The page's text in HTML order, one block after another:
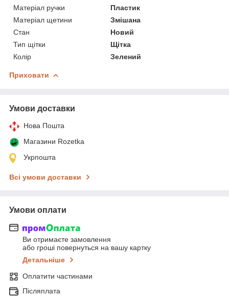
Матеріал ручки
Пластик
Матеріал щетини
Змішана
Стан
Новий
Тип щітки
Щітка
Колір
Зелений
Приховати
Умови доставки
Нова Пошта
Магазини Rozetka
Укрпошта
Всі умови доставки
Умови оплати
Ви отримаєте замовлення
або гроші повернуться на вашу картку
Детальніше
Оплатити частинами
Післяплата